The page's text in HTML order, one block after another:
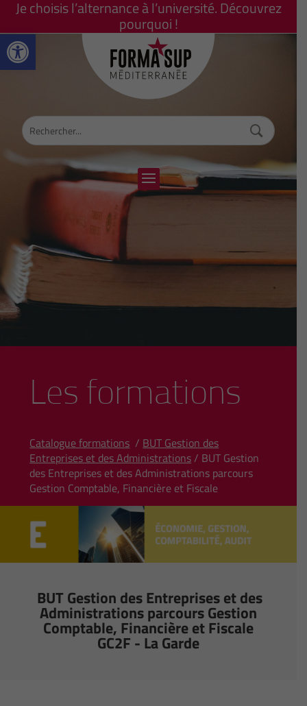
Ouvrir la barre d’outils
Je choisis l’alternance à l’université. Découvrez
pourquoi !
Les formations
Catalogue formations / BUT Gestion des
Entreprises et des Administrations/ BUT Gestion
des Entreprises et des Administrations parcours
Gestion Comptable, Financière et Fiscale
BUT Gestion des Entreprises et des
Administrations parcours Gestion
Comptable, Financière et Fiscale
GC2F - La Garde